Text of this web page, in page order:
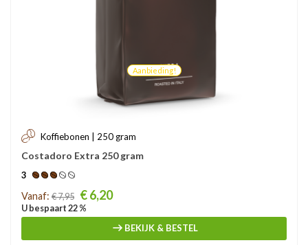
Aanbieding!
Koffiebonen | 250 gram
Costadoro Extra 250 gram
3
Prijs
Vanaf: € 7,95 € 6,20
U bespaart 22 %
BEKIJK & BESTEL